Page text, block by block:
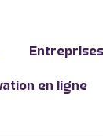
Entreprises
en ligne